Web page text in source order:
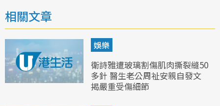
相關文章
娛樂
衛詩雅遭玻璃割傷肌肉撕裂縫50
多針 醫生老公周祉安親自發文
揭嚴重受傷細節